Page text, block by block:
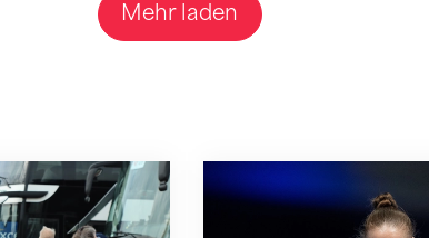
Mehr laden
des STVMartina Eisenegger